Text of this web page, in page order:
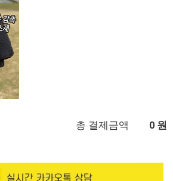
총 결제금액 0 원